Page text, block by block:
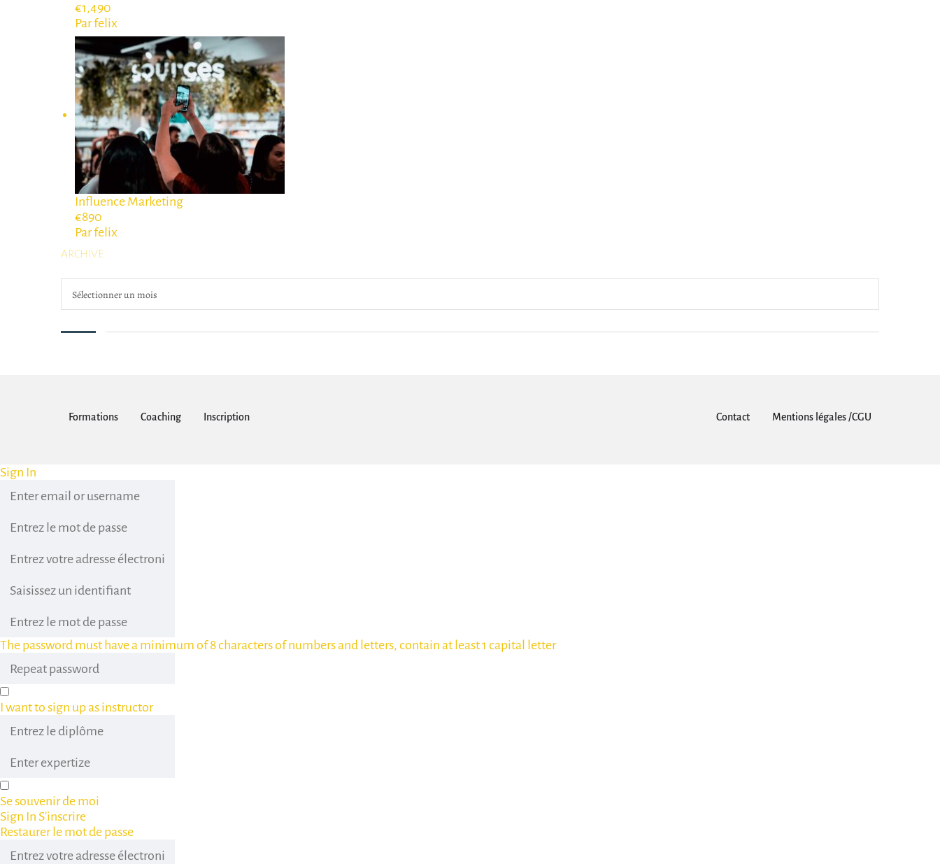
€1,490
Par felix
Influence Marketing
€890
Par felix
ARCHIVE
Sélectionner un mois
Formations Coaching Inscription Contact Mentions légales /CGU
Sign In
The password must have a minimum of 8 characters of numbers and letters, contain at least 1 capital letter
I want to sign up as instructor
Se souvenir de moi
Sign In S'inscrire
Restaurer le mot de passe